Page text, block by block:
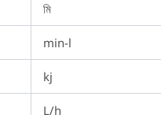
মি
min-l
kj
L/h